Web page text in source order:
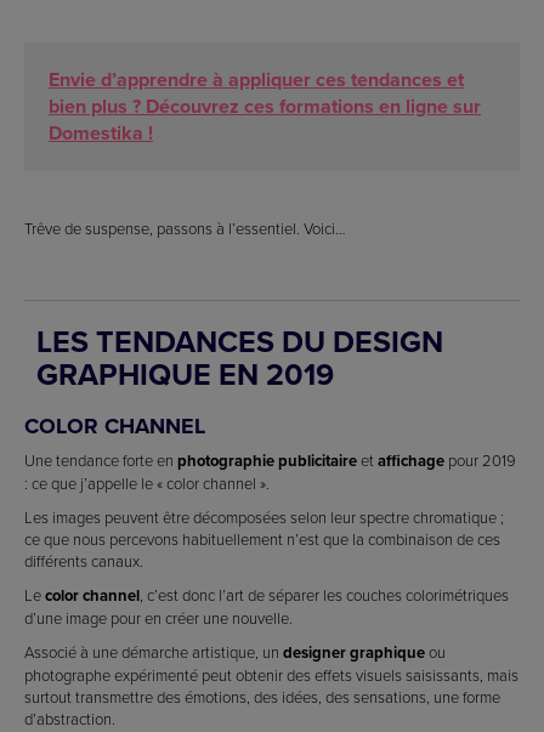
Envie d’apprendre à appliquer ces tendances et
bien plus ? Découvrez ces formations en ligne sur
Domestika !
Trêve de suspense, passons à l’essentiel. Voici…
LES TENDANCES DU DESIGN
GRAPHIQUE EN 2019
COLOR CHANNEL
Une tendance forte en photographie publicitaireetaffichage pour 2019
: ce que j’appelle le « color channel ».
Les images peuvent être décomposées selon leur spectre chromatique ;
ce que nous percevons habituellement n’est que la combinaison de ces
différents canaux.
Lecolor channel, c’est donc l’art de séparer les couches colorimétriques
d’une image pour en créer une nouvelle.
Associé à une démarche artistique, un designer graphiqueou
photographe expérimenté peut obtenir des effets visuels saisissants, mais
surtout transmettre des émotions, des idées, des sensations, une forme
d’abstraction.